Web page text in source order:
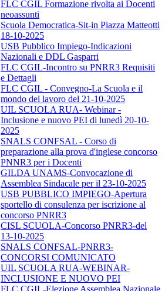
FLC CGIL Formazione rivolta ai Docenti
neoassunti
Scuola Democratica-Sit-in Piazza Matteotti
18-10-2025
USB Pubblico Impiego-Indicazioni
Nazionali e DDL Gasparri
FLC CGIL-Incontro su PNRR3 Requisiti
e Dettagli
FLC CGIL - Convegno-La Scuola e il
mondo del lavoro del 21-10-2025
UIL SCUOLA RUA- Webinar -
Inclusione e nuovo PEI di lunedì 20-10-
2025
SNALS CONFSAL - Corso di
preparazione alla prova d'inglese concorso
PNNR3 per i Docenti
GILDA UNAMS-Convocazione di
Assemblea Sindacale per il 23-10-2025
USB PUBBLICO IMPIEGO-Apertura
sportello di consulenza per iscrizione al
concorso PNRR3
CISL SCUOLA-Concorso PNRR3-del
13-10-2025
SNALS CONFSAL-PNRR3-
CONCORSI COMUNICATO
UIL SCUOLA RUA-WEBINAR-
INCLUSIONE E NUOVO PEI